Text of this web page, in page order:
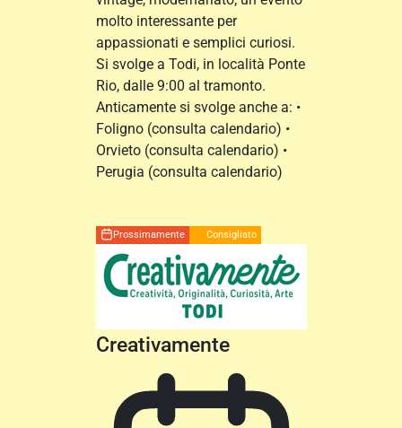
molto interessante per
appassionati e semplici curiosi.
Si svolge a Todi, in località Ponte
Rio, dalle 9:00 al tramonto.
Anticamente si svolge anche a: •
Foligno (consulta calendario) •
Orvieto (consulta calendario) •
Perugia (consulta calendario)
Prossimamente Consigliato
Creativamente